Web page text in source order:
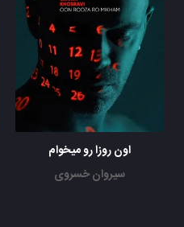
اون روزا رو میخوام
سیروان خسروی